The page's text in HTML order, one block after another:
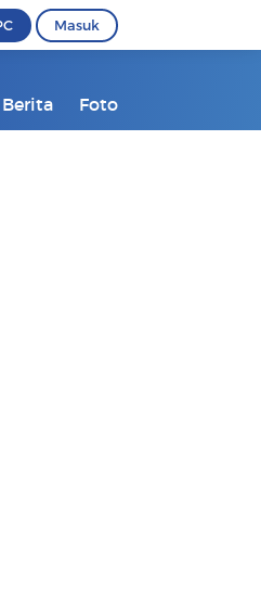
Masuk
Berita Foto